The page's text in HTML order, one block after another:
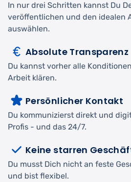
In nur drei Schritten kannst Du
veröffentlichen und den idealen
auswählen.
Absolute Transparenz
Du kannst vorher alle
Arbeit klären.
Persönlicher Kontakt
Du kommunizierst direkt und
Profis - und das 24/7.
Keine starren
Du musst Dich nicht an feste
und bist flexibel.